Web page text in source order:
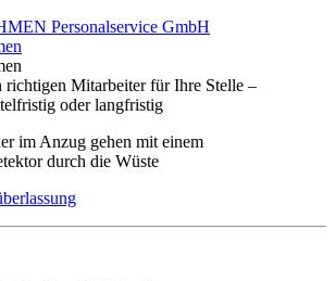
richtigen Mitarbeiter für Ihre Stelle –
oder langfristig